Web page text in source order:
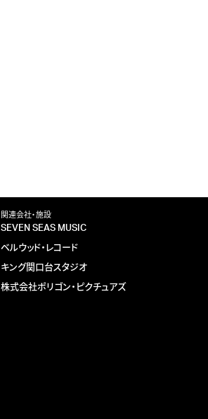
関連会社・施設
SEVEN SEAS MUSIC
ベルウッド・レコード
キング関口台スタジオ
株式会社ポリゴン・ピクチュアズ